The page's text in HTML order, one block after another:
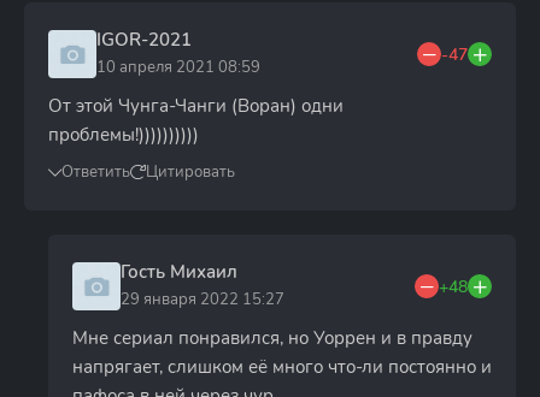
IGOR-2021
10 апреля 2021 08:59
-47
От этой Чунга-Чанги (Воран) одни
проблемы!))))))))))
Ответить Цитировать
Гость Михаил
29 января 2022 15:27
+48
Мне сериал понравился, но Уоррен и в правду
напрягает, слишком её много что-ли постоянно и